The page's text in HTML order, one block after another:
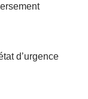
d’urgence